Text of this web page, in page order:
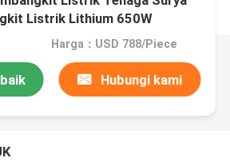
Listrik Lithium 650W
Harga：USD 788/Piece
Hubungi kami